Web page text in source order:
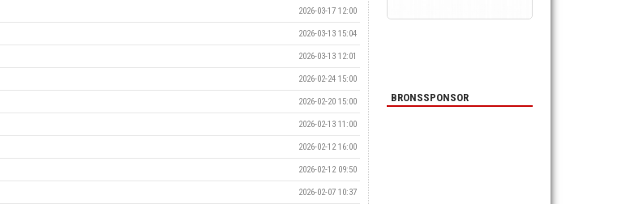
2026-03-17 12:00
2026-03-13 15:04
2026-03-13 12:01
2026-02-24 15:00
2026-02-20 15:00
2026-02-13 11:00
2026-02-12 16:00
2026-02-12 09:50
2026-02-07 10:37
BRONSSPONSOR